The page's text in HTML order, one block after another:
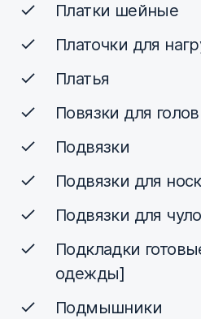
Платки шейные
Платочки для
Платья
Повязки для
Подвязки
Подвязки для
Подвязки для
Подкладки
одежды]
Подмышники